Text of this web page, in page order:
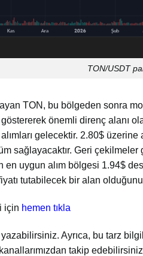
TON/USDT
TON, bu bölgeden sonra
önemli direnç alanı
gelecektir. 2.80$
sağlayacaktır. Geri
en uygun alım bölgesi 1.94$
tutabilecek bir alan
için hemen tıkla
yazabilirsiniz. Ayrıca, bu tarz
kanallarımızdan takip